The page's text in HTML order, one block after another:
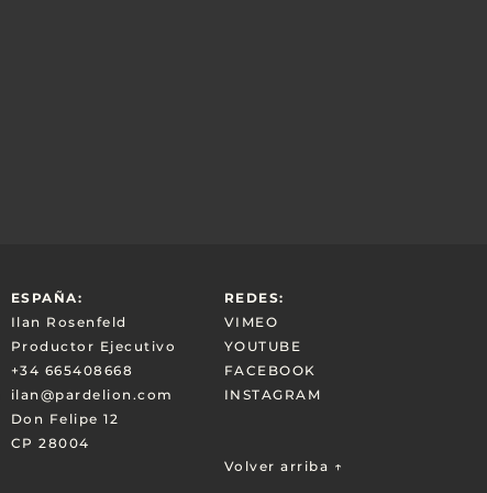
ESPAÑA:
Ilan Rosenfeld
Productor Ejecutivo
+34 665408668
ilan@pardelion.com
Don Felipe 12
CP 28004
REDES:
VIMEO
YOUTUBE
FACEBOOK
INSTAGRAM
Volver arriba ↑